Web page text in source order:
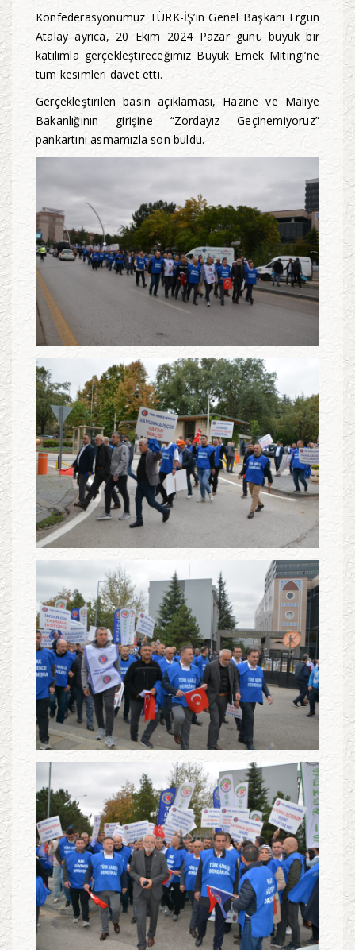
Konfederasyonumuz TÜRK-İŞ’in Genel Başkanı Ergün
Atalay ayrıca, 20 Ekim 2024 Pazar günü büyük bir
katılımla gerçekleştireceğimiz Büyük Emek Mitingi’ne
tüm kesimleri davet etti.
Gerçekleştirilen basın açıklaması, Hazine ve Maliye
Bakanlığının girişine “Zordayız Geçinemiyoruz”
pankartını asmamızla son buldu.